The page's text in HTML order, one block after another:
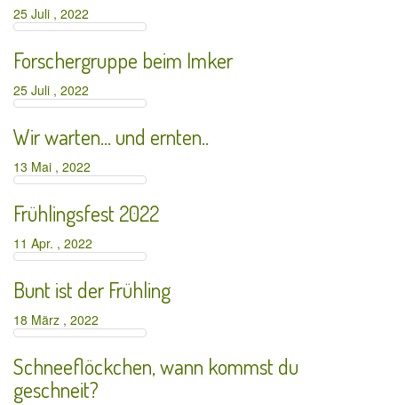
25 Juli , 2022
Forschergruppe beim Imker
25 Juli , 2022
Wir warten… und ernten..
13 Mai , 2022
Frühlingsfest 2022
11 Apr. , 2022
Bunt ist der Frühling
18 März , 2022
Schneeflöckchen, wann kommst du
geschneit?